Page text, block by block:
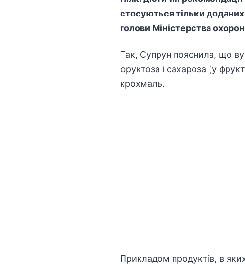
стосуються тільки доданих
голови Міністерства
Так, Супрун пояснила, що
фруктоза і сахароза (у
крохмаль.
Прикладом продуктів, в